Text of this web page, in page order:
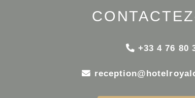
+33 4 76 80
r